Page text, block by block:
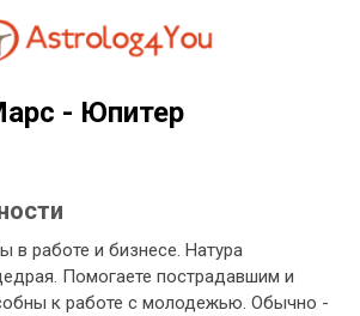
- Юпитер
в работе и бизнесе. Натура
Помогаете пострадавшим и
к работе с молодежью. Обычно -